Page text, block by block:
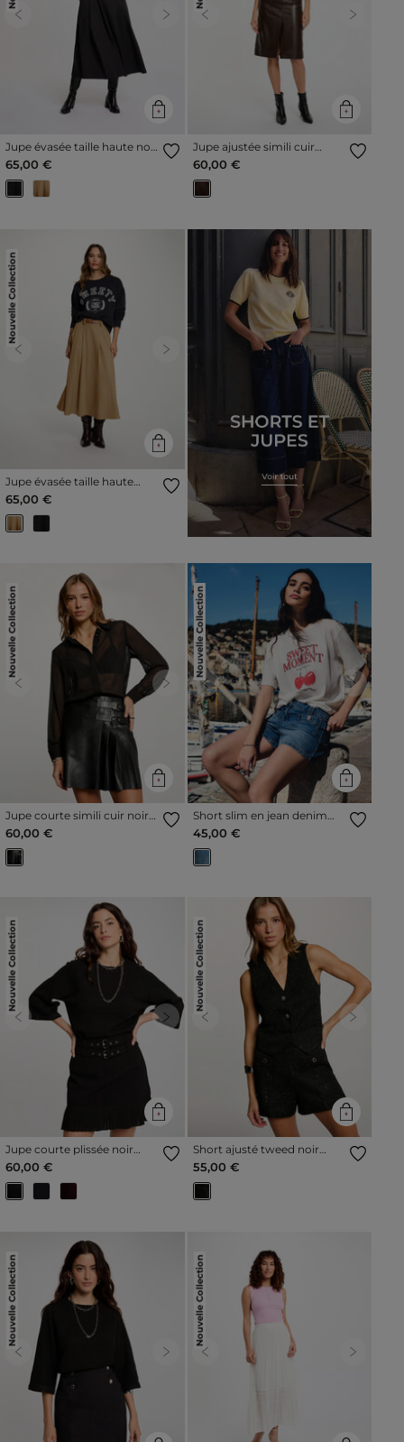
Previous Next
Jupe évasée taille haute noir
femme
65,00 €
Previous Next
Jupe ajustée simili cuir
marron foncé femme
60,00 €
Nouvelle Collection
Previous Next
Jupe évasée taille haute
beige femme
65,00 €
Nouvelle Collection
Previous Next
Jupe courte simili cuir noir
60,00 €
Nouvelle Collection
Previous Next
Short slim en jean denim
stone femme
45,00 €
Nouvelle Collection
Previous Next
Jupe courte plissée noir
femme
60,00 €
Nouvelle Collection
Previous Next
Short ajusté tweed noir
femme
55,00 €
Nouvelle Collection
Previous Next
Nouvelle Collection
Previous Next